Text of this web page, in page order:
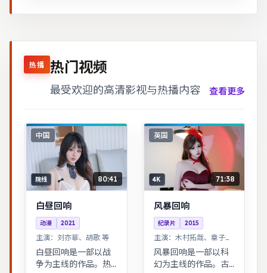
热播 热门视频
最受欢迎的高清影视与热播内容 查看更多
中国
院线 80:41
白昼回响
动漫 2021
主演： 刘亦菲、胡歌 等
白昼回响是一部以战
争为主线的作品。热
英国
4K 71:38
风暴回响
纪录片 2015
主演： 木村拓哉、章子怡
等
风暴回响是一部以科
幻为主线的作品。古